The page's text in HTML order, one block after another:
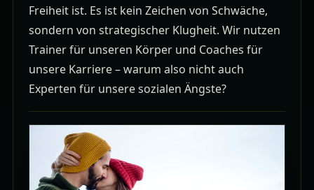
Freiheit ist. Es ist kein Zeichen von Schwäche,
sondern von strategischer Klugheit. Wir nutzen
Trainer für unseren Körper und Coaches für
unsere Karriere – warum also nicht auch
Experten für unsere sozialen Ängste?